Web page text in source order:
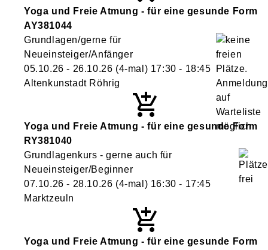
Yoga und Freie Atmung - für eine gesunde Form
AY381044
Grundlagen/gerne für
Neueinsteiger/Anfänger
05.10.26 - 26.10.26 (4-mal) 17:30 - 18:45
Altenkunstadt Röhrig
Yoga und Freie Atmung - für eine gesunde Form
RY381040
Grundlagenkurs - gerne auch für
Neueinsteiger/Beginner
07.10.26 - 28.10.26 (4-mal) 16:30 - 17:45
Marktzeuln
Yoga und Freie Atmung - für eine gesunde Form